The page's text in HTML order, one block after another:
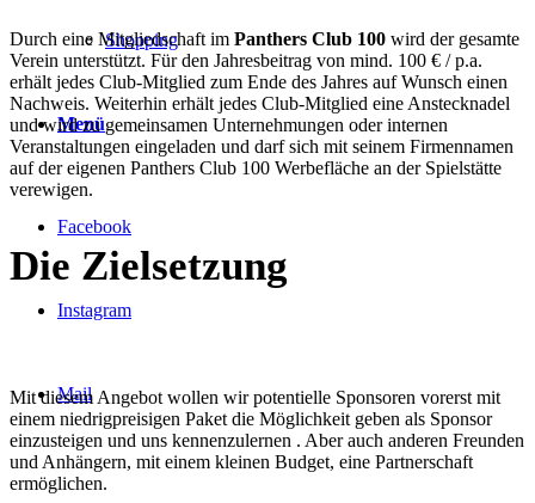
Shopping
Menü
Facebook
Instagram
Mail
Durch eine Mitgliedschaft im Panthers Club 100 wird der gesamte
Verein unterstützt. Für den Jahresbeitrag von mind. 100 € / p.a.
erhält jedes Club-Mitglied zum Ende des Jahres auf Wunsch einen
Nachweis. Weiterhin erhält jedes Club-Mitglied eine Anstecknadel
und wird zu gemeinsamen Unternehmungen oder internen
Veranstaltungen eingeladen und darf sich mit seinem Firmennamen
auf der eigenen Panthers Club 100 Werbefläche an der Spielstätte
verewigen.
Die Zielsetzung
Mit diesem Angebot wollen wir potentielle Sponsoren vorerst mit
einem niedrigpreisigen Paket die Möglichkeit geben als Sponsor
einzusteigen und uns kennenzulernen . Aber auch anderen Freunden
und Anhängern, mit einem kleinen Budget, eine Partnerschaft
ermöglichen.